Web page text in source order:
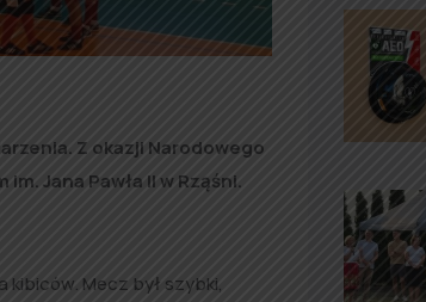
Z okazji Narodowego
Jana Pawła II w Rząśni.
Mecz był szybki,